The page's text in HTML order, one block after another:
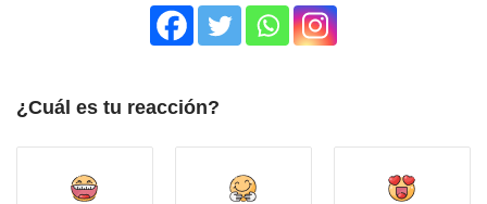
¿Cuál es tu reacción?